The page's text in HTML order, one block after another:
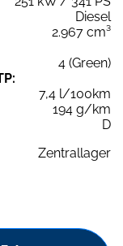
Diesel
2.967 cm³
4 (Green)
7,4 l/100km
194 g/km
D
Zentrallager